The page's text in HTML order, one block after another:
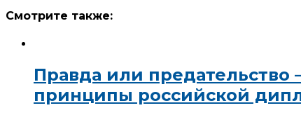
Смотрите также:
Правда или
принципы российской